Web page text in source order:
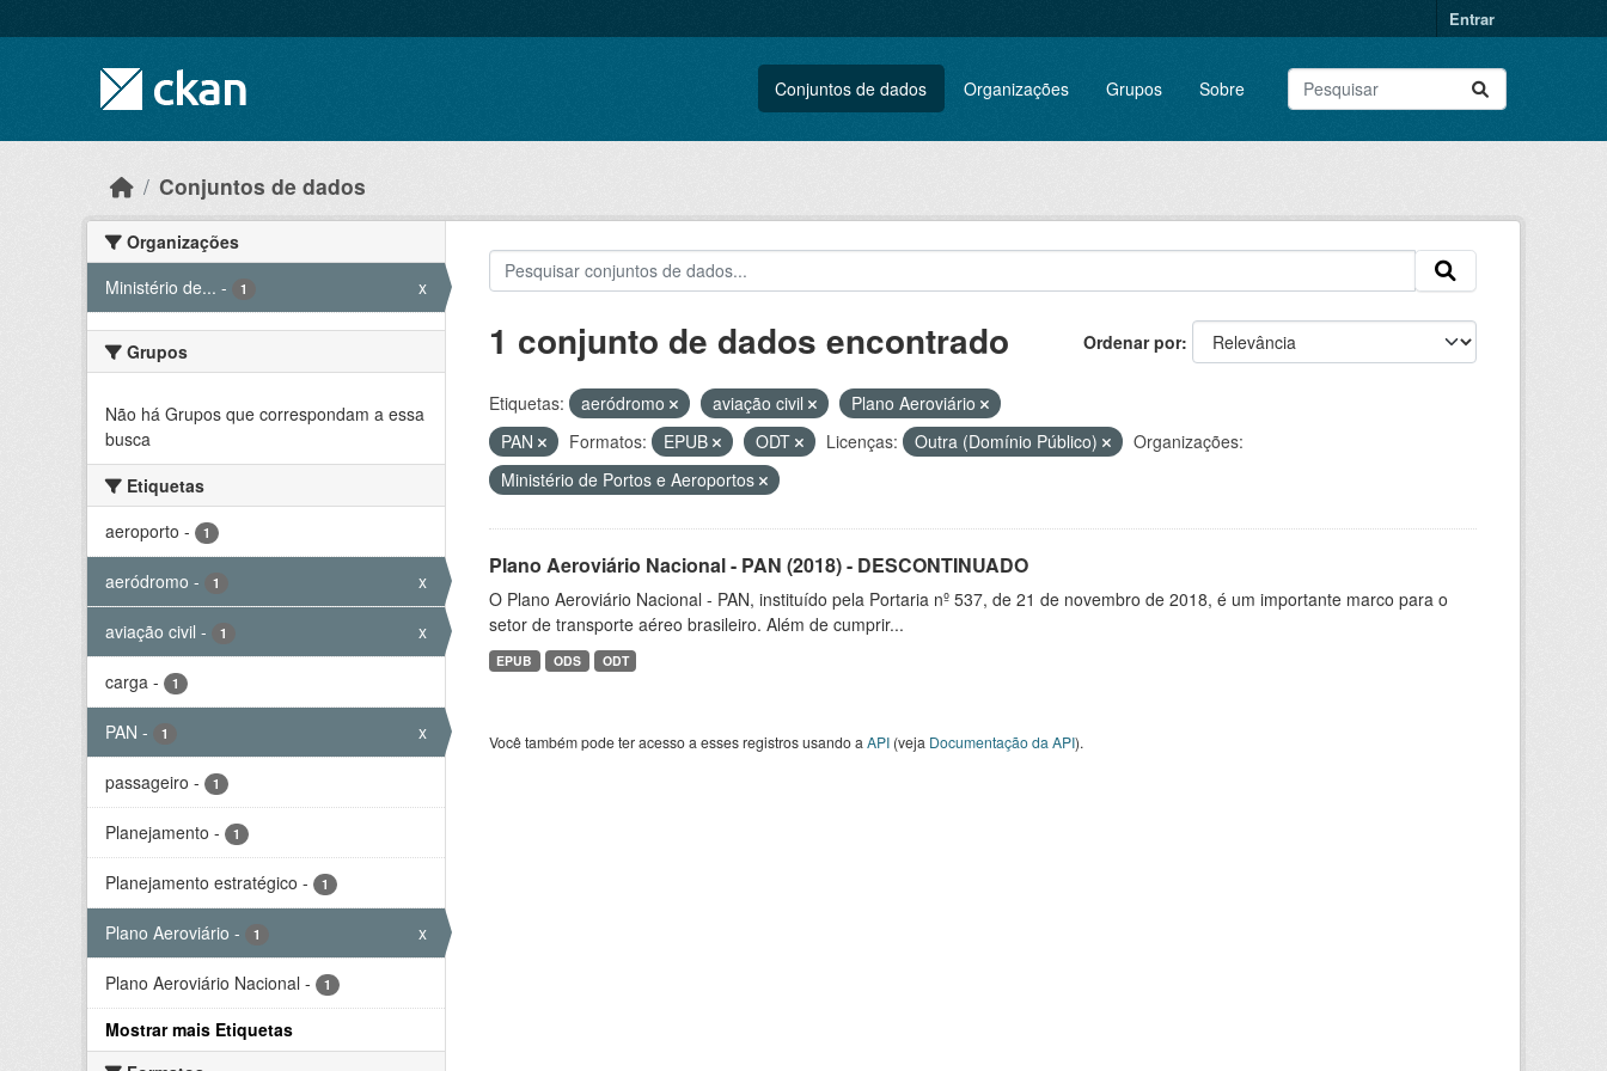
Entrar
Conjuntos de dados Organizações Grupos Sobre
Conjuntos de dados
Organizações
Ministério de... - 1 x
Grupos
Não há Grupos que correspondam a essa
busca
Etiquetas
aeroporto - 1
aeródromo - 1 x
aviação civil - 1 x
carga - 1
PAN - 1 x
passageiro - 1
Planejamento - 1
Planejamento estratégico - 1
Plano Aeroviário - 1 x
Plano Aeroviário Nacional - 1
Mostrar mais Etiquetas
Ordenar por
1 conjunto de dados encontrado
Etiquetas: aeródromo aviação civil
Plano Aeroviário
PAN
Formatos: EPUB ODT Licenças: Outra (Domínio Público)
Organizações:
Ministério de Portos e Aeroportos
Plano Aeroviário Nacional - PAN (2018) - DESCONTINUADO
O Plano Aeroviário Nacional - PAN, instituído pela Portaria nº 537, de 21 de novembro de 2018, é um importante marco para o
setor de transporte aéreo brasileiro. Além de cumprir...
EPUB ODS ODT
Você também pode ter acesso a esses registros usando a API(veja Documentação da API).